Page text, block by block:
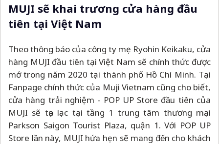
MUJI sẽ khai trương cửa hàng đầu
tiên tại Việt Nam
Theo thông báo của công ty mẹ Ryohin Keikaku, cửa
hàng MUJI đầu tiên tại Việt Nam sẽ chính thức được
mở trong năm 2020 tại thành phố Hồ Chí Minh. Tại
Fanpage chính thức của Muji Vietnam cũng cho biết,
cửa hàng trải nghiệm - POP UP Store đầu tiên của
MUJI sẽ tọa lạc tại tầng 1 trung tâm thương mại
Parkson Saigon Tourist Plaza, quận 1. Với POP UP
Store lần này, MUJI hứa hẹn sẽ mang đến cho khách